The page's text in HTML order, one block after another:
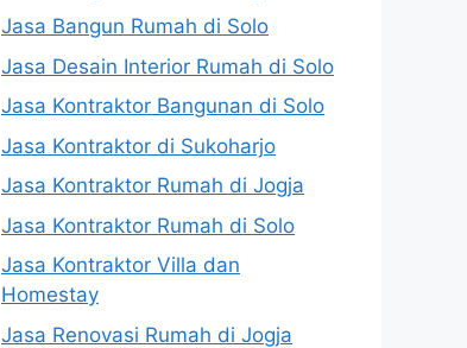
Jasa Bangun Rumah di Solo
Jasa Desain Interior Rumah di Solo
Jasa Kontraktor Bangunan di Solo
Jasa Kontraktor di Sukoharjo
Jasa Kontraktor Rumah di Jogja
Jasa Kontraktor Rumah di Solo
Jasa Kontraktor Villa dan
Homestay
Jasa Renovasi Rumah di Jogja